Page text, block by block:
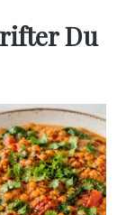
Du